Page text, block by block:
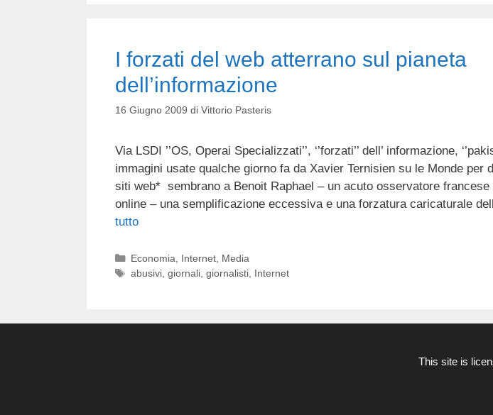
I forzati del web atterrano sul pianeta
dell’informazione
16 Giugno 2009 di Vittorio Pasteris
Via LSDI ’’OS, Operai Specializzati’’, ‘’forzati’’ dell’ informazione,
immagini usate qualche giorno fa da Xavier Ternisien su le Monde per
siti web* sembrano a Benoit Raphael – un acuto osservatore francese
online – una semplificazione eccessiva e una forzatura caricaturale
tutto
Categorie
Economia, Internet, Media
Tag
abusivi, giornali, giornalisti, Internet
This site is